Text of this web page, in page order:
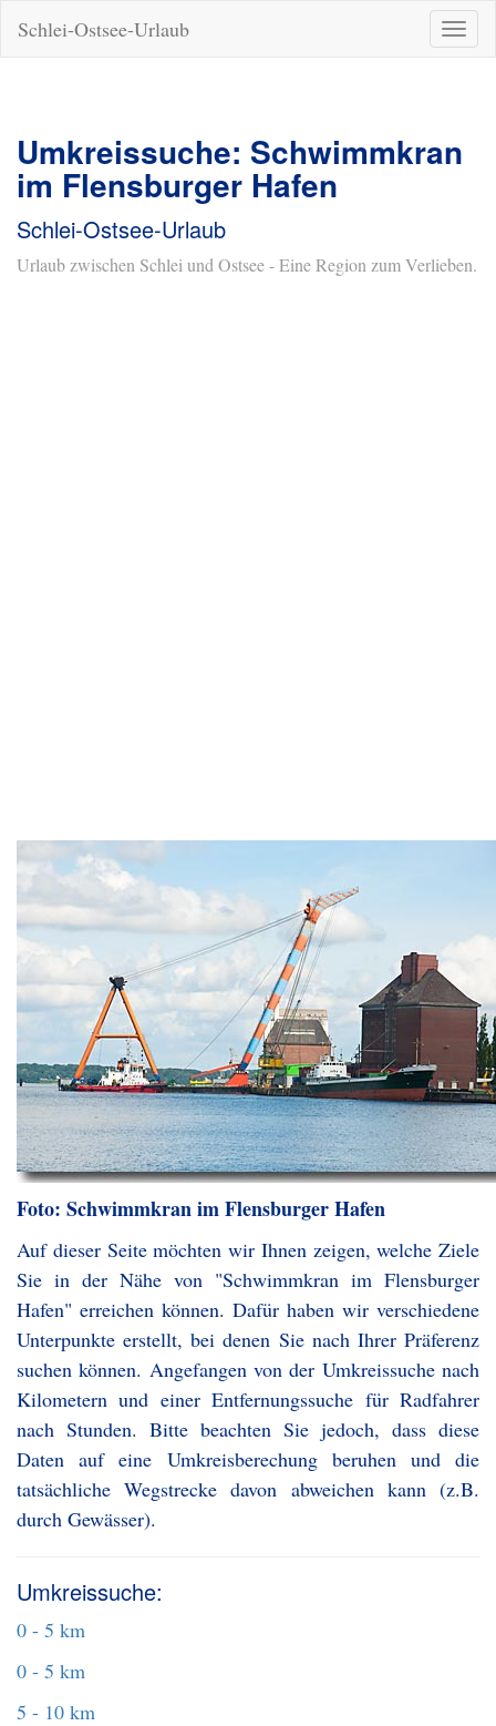
ein-/
Schlei-Ostsee-Urlaub
Umkreissuche: Schwimmkran
im Flensburger Hafen
Schlei-Ostsee-Urlaub
Urlaub zwischen Schlei und Ostsee - Eine Region zum Verlieben.
Foto: Schwimmkran im Flensburger Hafen
Auf dieser Seite möchten wir Ihnen zeigen, welche Ziele
Sie in der Nähe von "Schwimmkran im Flensburger
Hafen" erreichen können. Dafür haben wir verschiedene
Unterpunkte erstellt, bei denen Sie nach Ihrer Präferenz
suchen können. Angefangen von der Umkreissuche nach
Kilometern und einer Entfernungssuche für Radfahrer
nach Stunden. Bitte beachten Sie jedoch, dass diese
Daten auf eine Umkreisberechung beruhen und die
tatsächliche Wegstrecke davon abweichen kann (z.B.
durch Gewässer).
Umkreissuche:
0 - 5 km
0 - 5 km
5 - 10 km